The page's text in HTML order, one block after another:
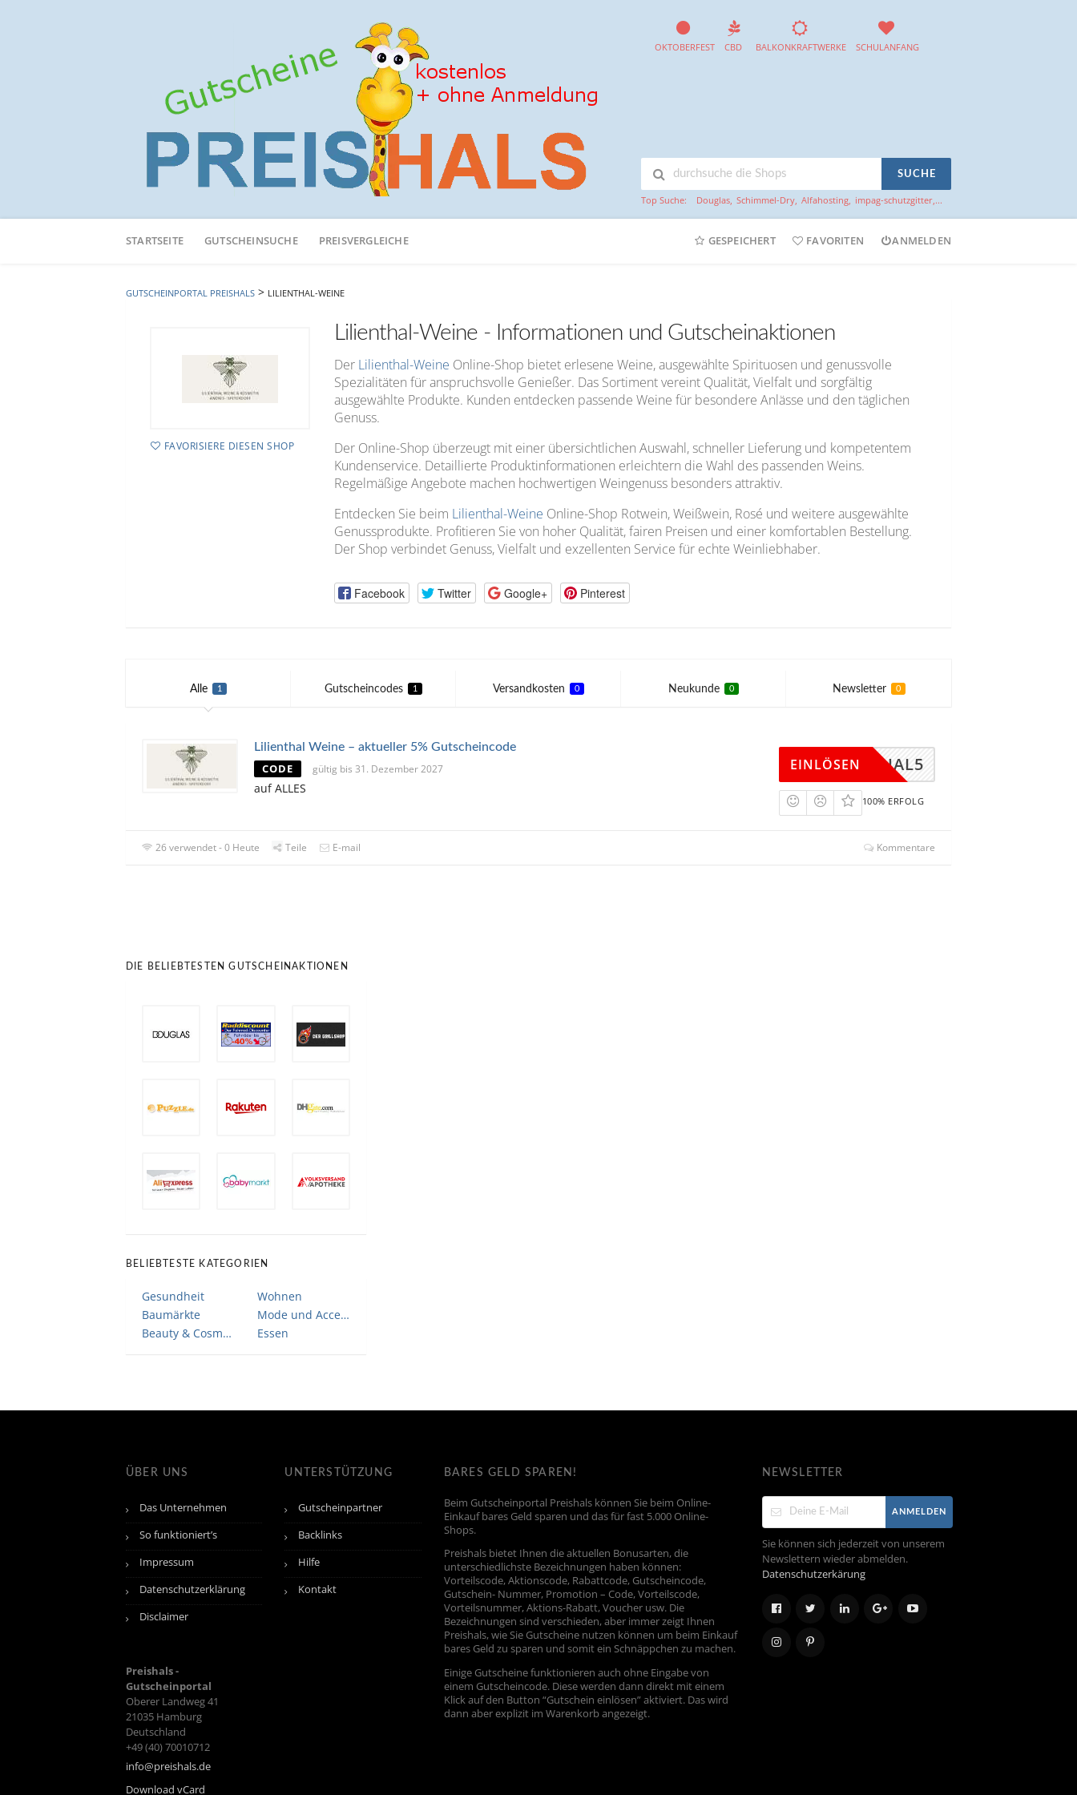
OKTOBERFEST CBD BALKONKRAFTWERKE SCHULANFANG
SUCHE
Top Suche: Douglas, Schimmel-Dry, Alfahosting, impag-schutzgitter,...
Online-
STARTSEITE GUTSCHEINSUCHE PREISVERGLEICHE GESPEICHERT FAVORITEN ANMELDEN
GUTSCHEINPORTAL PREISHALS > LILIENTHAL-WEINE
FAVORISIERE DIESEN SHOP
Lilienthal-Weine - Informationen und Gutscheinaktionen
Der Lilienthal-Weine Online-Shop bietet erlesene Weine, ausgewählte Spirituosen und genussvolle
Spezialitäten für anspruchsvolle Genießer. Das Sortiment vereint Qualität, Vielfalt und sorgfältig
ausgewählte Produkte. Kunden entdecken passende Weine für besondere Anlässe und den täglichen
Genuss.
Der Online-Shop überzeugt mit einer übersichtlichen Auswahl, schneller Lieferung und kompetentem
Kundenservice. Detaillierte Produktinformationen erleichtern die Wahl des passenden Weins.
Regelmäßige Angebote machen hochwertigen Weingenuss besonders attraktiv.
Entdecken Sie beim Lilienthal-Weine Online-Shop Rotwein, Weißwein, Rosé und weitere ausgewählte
Genussprodukte. Profitieren Sie von hoher Qualität, fairen Preisen und einer komfortablen Bestellung.
Der Shop verbindet Genuss, Vielfalt und exzellenten Service für echte Weinliebhaber.
Facebook Twitter Google+ Pinterest
Alle 1 Gutscheincodes 1 Versandkosten 0 Neukunde 0 Newsletter 0
Lilienthal Weine – aktueller 5% Gutscheincode
CODE gültig bis 31. Dezember 2027
auf ALLES
IENTHAL5
EINLÖSEN
100% ERFOLG
26 verwendet - 0 Heute Teile E-mail Kommentare
DIE BELIEBTESTEN GUTSCHEINAKTIONEN
BELIEBTESTE KATEGORIEN
Gesundheit
Wohnen
Baumärkte
Mode und Accessoires
Beauty & Cosmetic
Essen
ÜBER UNS
Das Unternehmen
So funktioniert’s
Impressum
Datenschutzerklärung
Disclaimer
Preishals -
Gutscheinportal
Oberer Landweg 41
21035 Hamburg
Deutschland
+49 (40) 70010712
info@preishals.de
Download vCard
UNTERSTÜTZUNG
Gutscheinpartner
Backlinks
Hilfe
Kontakt
BARES GELD SPAREN!
Beim Gutscheinportal Preishals können Sie beim Online-
Einkauf bares Geld sparen und das für fast 5.000 Online-
Shops.
Preishals bietet Ihnen die aktuellen Bonusarten, die
unterschiedlichste Bezeichnungen haben können:
Vorteilscode, Aktionscode, Rabattcode, Gutscheincode,
Gutschein- Nummer, Promotion – Code, Vorteilscode,
Vorteilsnummer, Aktions-Rabatt, Voucher usw. Die
Bezeichnungen sind verschieden, aber immer zeigt Ihnen
Preishals, wie Sie Gutscheine nutzen können um beim Einkauf
bares Geld zu sparen und somit ein Schnäppchen zu machen.
Einige Gutscheine funktionieren auch ohne Eingabe von
einem Gutscheincode. Diese werden dann direkt mit einem
Klick auf den Button “Gutschein einlösen” aktiviert. Das wird
dann aber explizit im Warenkorb angezeigt.
NEWSLETTER
ANMELDEN
Sie können sich jederzeit von unserem
Newslettern wieder abmelden.
Datenschutzerkärung